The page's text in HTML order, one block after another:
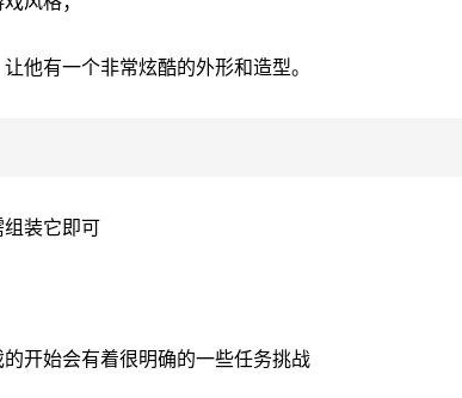
他有一个非常炫酷的外形和造型。
装它即可
开始会有着很明确的一些任务挑战